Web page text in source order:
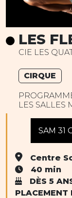
LES
CIE LES
CIRQUE
LES SALLES
SAM 31
Centre
40 min
DÈS 5
PLACEMENT